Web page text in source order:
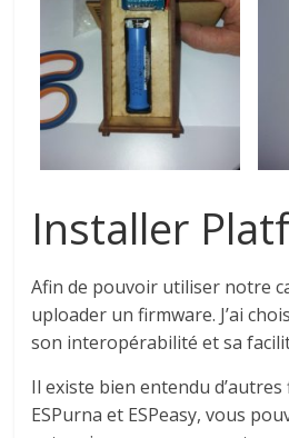
Installer
Afin de pouvoir utiliser notre
uploader un firmware. J’ai
son interopérabilité et sa
Il existe bien entendu
ESPurna et ESPeasy, vous